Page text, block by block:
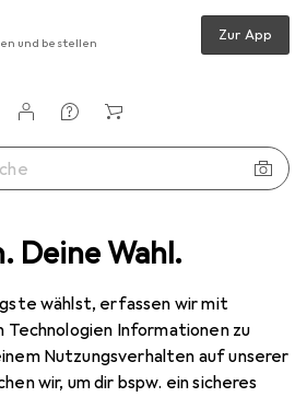
Deine Wahl.
wählst, erfassen wir mit
Technologien Informationen zu
Nutzungsverhalten auf unserer
wir, um dir bspw. ein sicheres
und bestellen Zur App
small foot Holztrapez